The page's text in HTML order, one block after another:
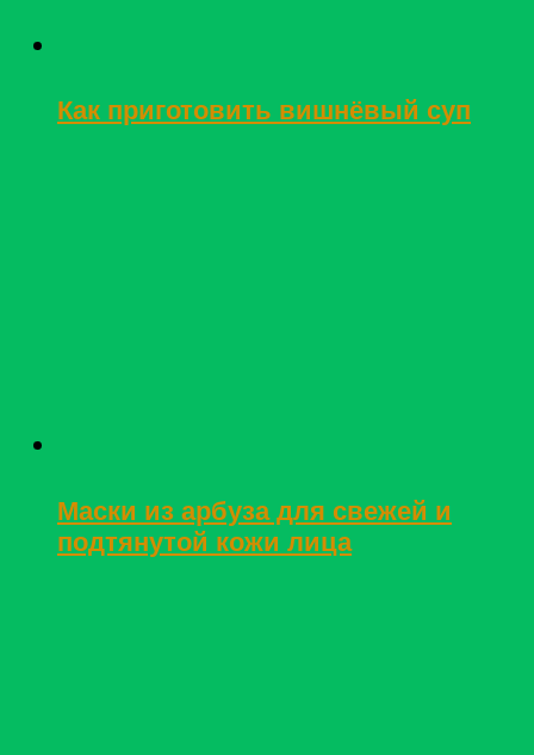
Как приготовить вишнёвый суп
Маски из арбуза для свежей и
подтянутой кожи лица